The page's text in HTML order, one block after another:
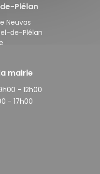
Plélan
Neuvas
de-Plélan
mairie
- 12h00
- 17h00